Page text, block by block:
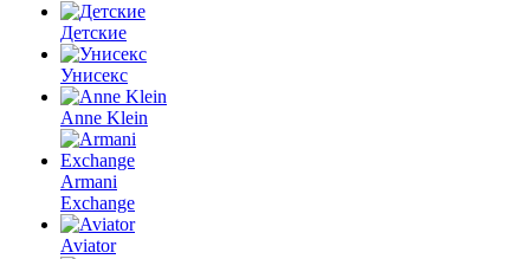
Детские
Унисекс
Anne Klein
Armani
Exchange
Aviator